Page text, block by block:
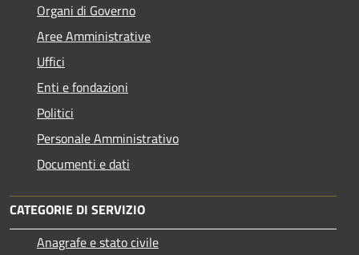
Organi di Governo
Aree Amministrative
Uffici
Enti e fondazioni
Politici
Personale Amministrativo
Documenti e dati
CATEGORIE DI SERVIZIO
Anagrafe e stato civile